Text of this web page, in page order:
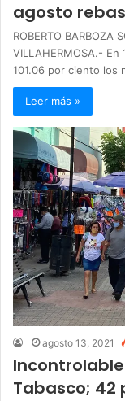
agosto
ROBERTO BARBOZA
VILLAHERMOSA.-
101.06 por ciento los
Leer más »
agosto 13, 2021
Tabasco; 42